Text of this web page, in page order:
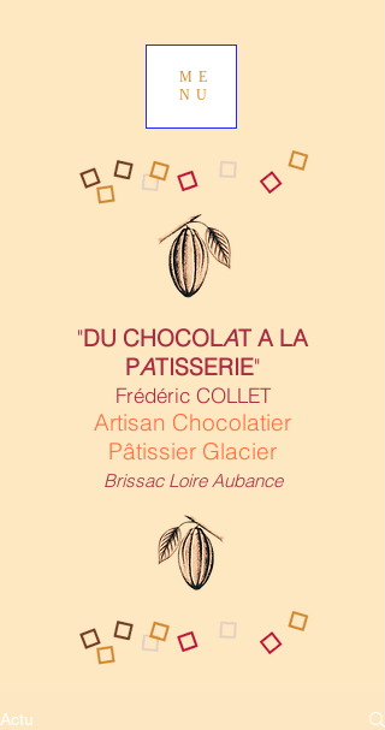
"DU CHOCOLAT A LA
PATISSERIE"
Frédéric COLLET
Artisan Chocolatier
Pâtissier Glacier
Brissac Loire Aubance
ME
NU
Actu